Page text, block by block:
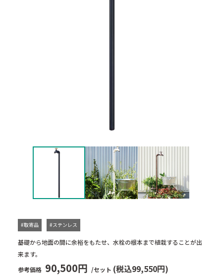
基礎から地面の間に余裕をもたせ、水栓の根本まで植栽することが出
来ます。
#取寄品 #ステンレス
参考価格 90,500円 /セット (税込99,550円)